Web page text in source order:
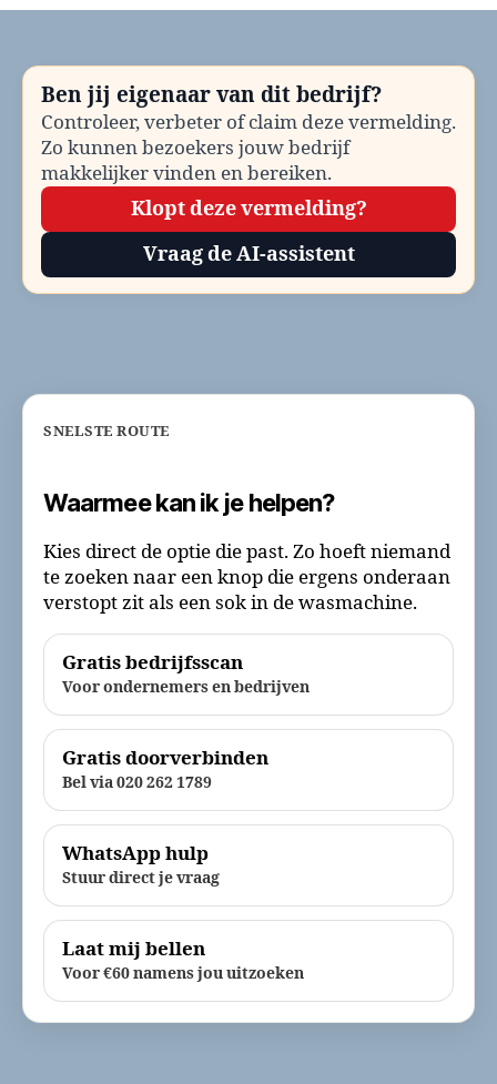
en
contactinformatie
Ben jij eigenaar van dit bedrijf?
Controleer, verbeter of claim deze vermelding.
Zo kunnen bezoekers jouw bedrijf
makkelijker vinden en bereiken.
Klopt deze vermelding?
Vraag de AI-assistent
SNELSTE ROUTE
Waarmee kan ik je helpen?
Kies direct de optie die past. Zo hoeft niemand
te zoeken naar een knop die ergens onderaan
verstopt zit als een sok in de wasmachine.
Gratis bedrijfsscan
Voor ondernemers en bedrijven
Gratis doorverbinden
Bel via 020 262 1789
WhatsApp hulp
Stuur direct je vraag
Laat mij bellen
Voor €60 namens jou uitzoeken